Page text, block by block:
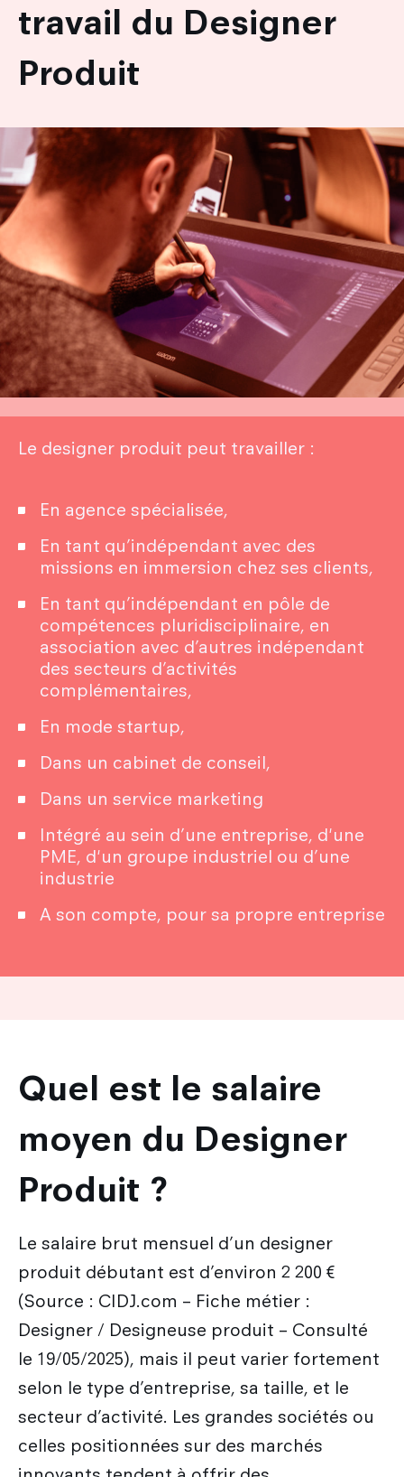
travail du Designer
Produit
Image
Le designer produit peut travailler :
En agence spécialisée,
En tant qu’indépendant avec des
missions en immersion chez ses clients,
En tant qu’indépendant en pôle de
compétences pluridisciplinaire, en
association avec d’autres indépendant
des secteurs d’activités
complémentaires,
En mode startup,
Dans un cabinet de conseil,
Dans un service marketing
Intégré au sein d’une entreprise, d'une
PME, d'un groupe industriel ou d’une
industrie
A son compte, pour sa propre entreprise
Quel est le salaire
moyen du Designer
Produit ?
Le salaire brut mensuel d’un designer
produit débutant est d’environ 2 200 €
(Source : CIDJ.com – Fiche métier :
Designer / Designeuse produit – Consulté
le 19/05/2025), mais il peut varier fortement
selon le type d’entreprise, sa taille, et le
secteur d’activité. Les grandes sociétés ou
celles positionnées sur des marchés